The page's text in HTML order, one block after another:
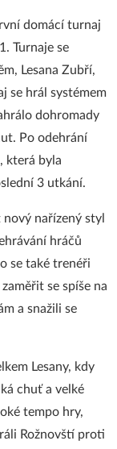
domácí turnaj
Turnaje se
Lesana Zubří,
se hrál systémem
dohromady
Po odehrání
která byla
3 utkání.
nařízený styl
hráčů
se také trenéři
se spíše na
a snažili se
Lesany, kdy
chuť a velké
tempo hry,
Rožnovští proti